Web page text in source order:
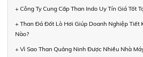
+ Công Ty Cung Cấp Than Indo Uy Tín Giá Tốt
+ Than Đá Đốt Lò Hơi Giúp Doanh Nghiệp Tiết
Nào?
+ Vì Sao Than Quảng Ninh Được Nhiều Nhà